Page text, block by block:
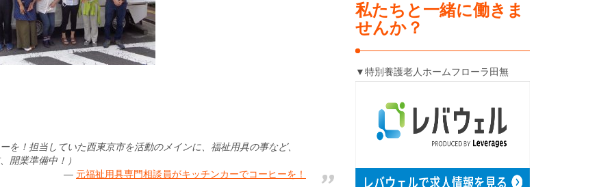
を！担当していた西東京市を活動のメインに、福祉用具の事など、
開業準備中！）
元福祉用具専門相談員がキッチンカーでコーヒーを！
私たちと一緒に働きま
せんか？
▼特別養護老人ホームフローラ田無